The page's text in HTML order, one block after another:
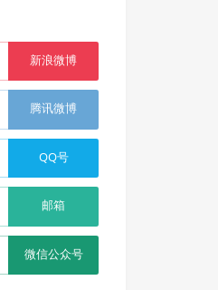
新浪微博
腾讯微博
QQ号
邮箱
微信公众号